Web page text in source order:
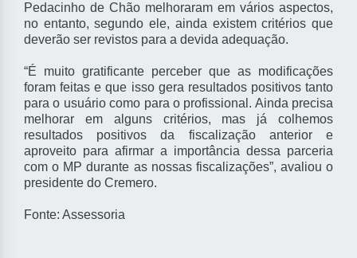
Pedacinho de Chão melhoraram em vários aspectos,
no entanto, segundo ele, ainda existem critérios que
deverão ser revistos para a devida adequação.
“É muito gratificante perceber que as modificações
foram feitas e que isso gera resultados positivos tanto
para o usuário como para o profissional. Ainda precisa
melhorar em alguns critérios, mas já colhemos
resultados positivos da fiscalização anterior e
aproveito para afirmar a importância dessa parceria
com o MP durante as nossas fiscalizações”, avaliou o
presidente do Cremero.
Fonte: Assessoria